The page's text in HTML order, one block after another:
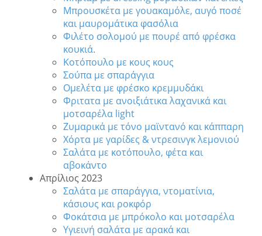
Μπρουσκέτα με γουακαμόλε, αυγό ποσέ
και μαυρομάτικα φασόλια
Φιλέτο σολομού με πουρέ από φρέσκα
κουκιά.
Κοτόπουλο με κους κους
Σούπα με σπαράγγια
Ομελέτα με φρέσκο κρεμμυδάκι
Φριτατα με ανοιξιάτικα λαχανικά και
μοτσαρέλα light
Ζυμαρικά με τόνο μαϊντανό και κάππαρη
Χόρτα με γαρίδες & ντρεσινγκ λεμονιού
Σαλάτα με κοτόπουλο, φέτα και
αβοκάντο
Απρίλιος 2023
Σαλάτα με σπαράγγια, ντοματίνια,
κάσιους και ροκφόρ
Φοκάτσια με μπρόκολο και μοτσαρέλα
Υγιεινή σαλάτα με αρακά και